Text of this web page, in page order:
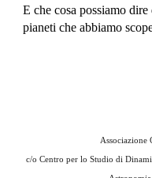
E che cosa possiamo
pianeti che abbiamo
Associazione
c/o Centro per lo Studio di